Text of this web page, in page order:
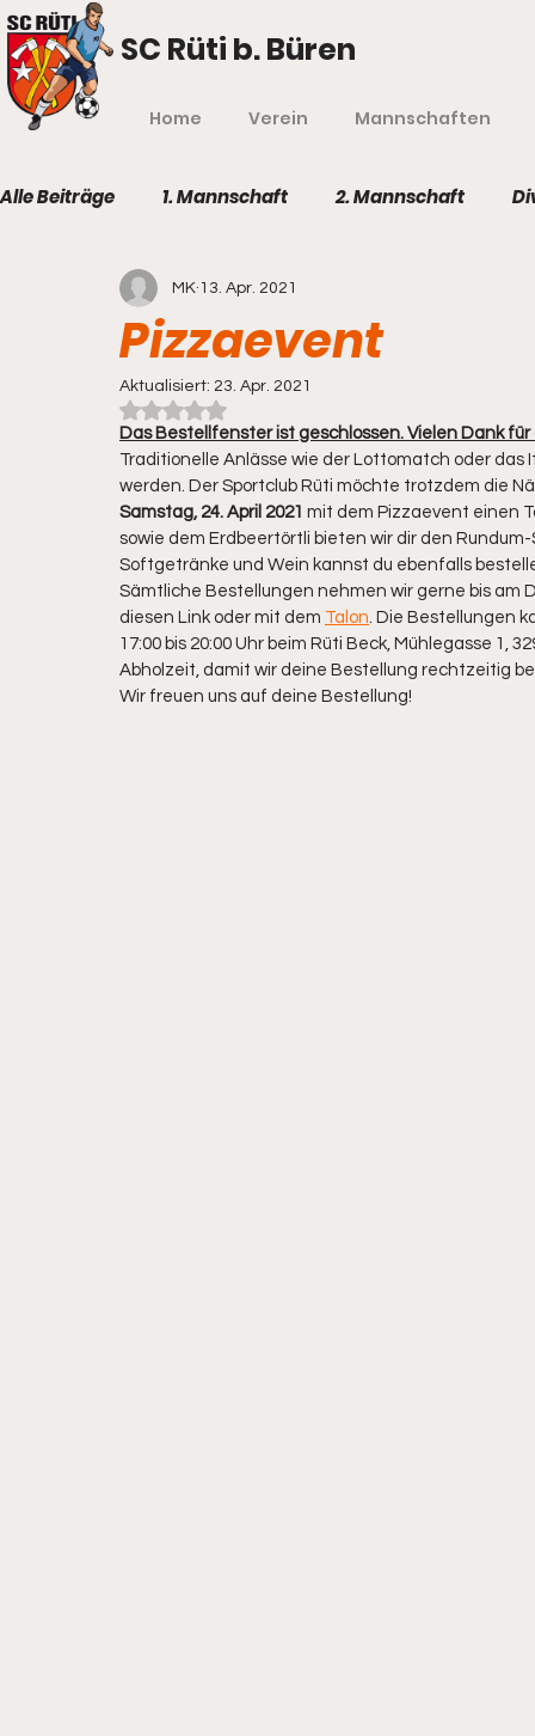
SC Rüti b. Büren
Home Verein Mannschaften
Alle Beiträge 1. Mannschaft 2. Mannschaft
Pizzaevent
MK 13. Apr. 2021
Aktualisiert: 23. Apr. 2021
Mit NaN von 5 Sternen bewertet.
Das Bestellfenster ist geschlossen. Vielen Dank
Traditionelle Anlässe wie der Lottomatch oder
werden. Der Sportclub Rüti möchte trotzdem die
Samstag, 24. April 2021 mit dem Pizzaevent einen
sowie dem Erdbeertörtli bieten wir dir den
Softgetränke und Wein kannst du ebenfalls
Sämtliche Bestellungen nehmen wir gerne bis am
diesen Link oder mit dem Talon. Die Bestellungen
17:00 bis 20:00 Uhr beim Rüti Beck, Mühlegasse 1,
Abholzeit, damit wir deine Bestellung rechtzeitig
Wir freuen uns auf deine Bestellung!